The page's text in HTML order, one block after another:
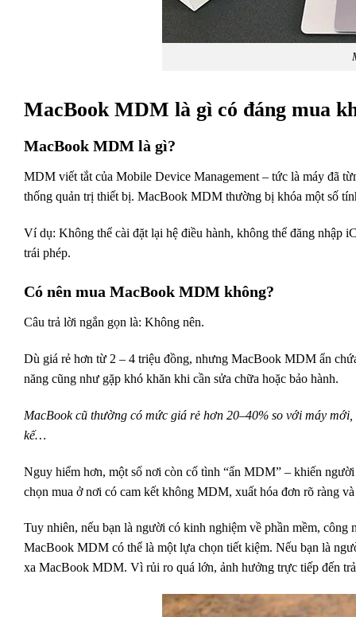
MacBook MDM là gì có đáng mua
MacBook MDM là gì?
MDM viết tắt của Mobile Device Management – tức là máy đã
thống quản trị thiết bị. MacBook MDM thường bị khóa một số
Ví dụ: Không thể cài đặt lại hệ điều hành, không thể đăng nhập
trái phép.
Có nên mua MacBook MDM không?
Câu trả lời ngắn gọn là: Không nên.
Dù giá rẻ hơn từ 2 – 4 triệu đồng, nhưng MacBook MDM ẩn
năng cũng như gặp khó khăn khi cần sửa chữa hoặc bảo hành.
MacBook cũ thường có mức giá rẻ hơn 20–40% so với máy
kế…
Nguy hiểm hơn, một số nơi còn cố tình “ẩn MDM” – khiến
chọn mua ở nơi có cam kết không MDM, xuất hóa đơn rõ ràng
Tuy nhiên, nếu bạn là người có kinh nghiệm về phần mềm,
MacBook MDM có thể là một lựa chọn tiết kiệm. Nếu bạn là
xa MacBook MDM. Vì rủi ro quá lớn, ảnh hưởng trực tiếp đến